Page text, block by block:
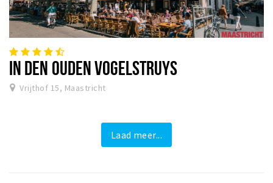
IN DEN OUDEN VOGELSTRUYS
Vrijthof 15, Maastricht
Laad meer...